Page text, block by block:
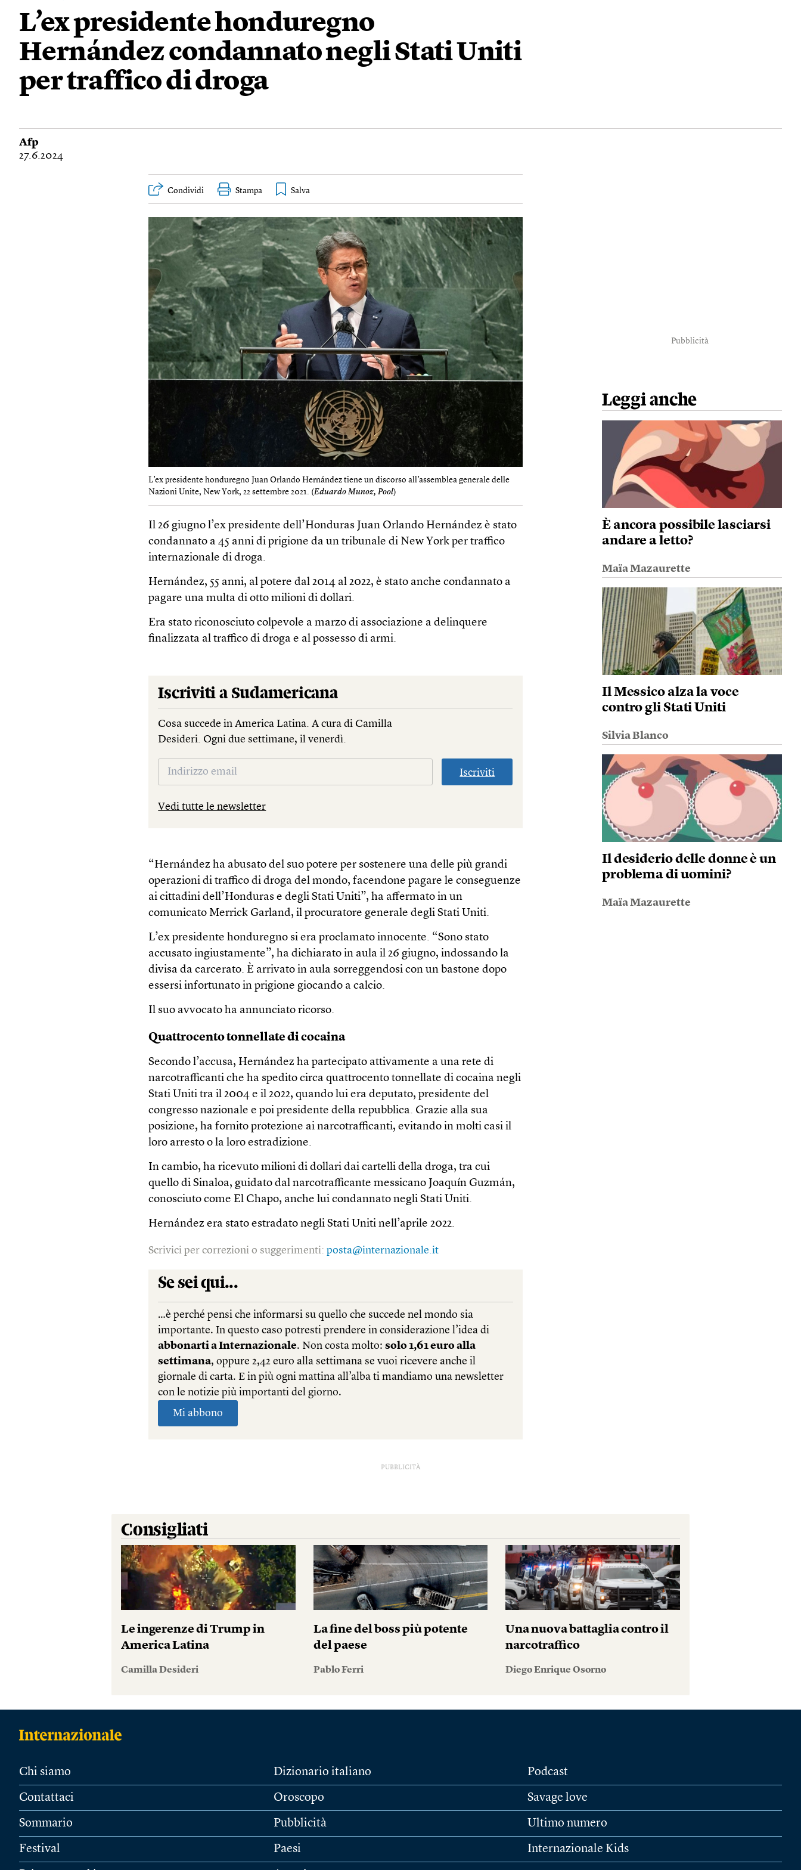
L’ex presidente honduregno
Hernández condannato negli Stati Uniti
per traffico di droga
Afp
27.6.2024
Condividi Stampa
L’ex presidente honduregno Juan Orlando Hernández tiene un discorso all’assemblea generale delle
Nazioni Unite, New York, 22 settembre 2021. (Eduardo Munoz, Pool)
Il 26 giugno l’ex presidente dell’Honduras Juan Orlando Hernández è stato
condannato a 45 anni di prigione da un tribunale di New York per traffico
internazionale di droga.
Hernández, 55 anni, al potere dal 2014 al 2022, è stato anche condannato a
pagare una multa di otto milioni di dollari.
Era stato riconosciuto colpevole a marzo di associazione a delinquere
finalizzata al traffico di droga e al possesso di armi.
Iscriviti a Sudamericana
Cosa succede in America Latina. A cura di Camilla
Desideri. Ogni due settimane, il venerdì.
Iscriviti
Vedi tutte le newsletter
“Hernández ha abusato del suo potere per sostenere una delle più grandi
operazioni di traffico di droga del mondo, facendone pagare le conseguenze
ai cittadini dell’Honduras e degli Stati Uniti”, ha affermato in un
comunicato Merrick Garland, il procuratore generale degli Stati Uniti.
L’ex presidente honduregno si era proclamato innocente. “Sono stato
accusato ingiustamente”, ha dichiarato in aula il 26 giugno, indossando la
divisa da carcerato. È arrivato in aula sorreggendosi con un bastone dopo
essersi infortunato in prigione giocando a calcio.
Il suo avvocato ha annunciato ricorso.
Quattrocento tonnellate di cocaina
Secondo l’accusa, Hernández ha partecipato attivamente a una rete di
narcotrafficanti che ha spedito circa quattrocento tonnellate di cocaina negli
Stati Uniti tra il 2004 e il 2022, quando lui era deputato, presidente del
congresso nazionale e poi presidente della repubblica. Grazie alla sua
posizione, ha fornito protezione ai narcotrafficanti, evitando in molti casi il
loro arresto o la loro estradizione.
In cambio, ha ricevuto milioni di dollari dai cartelli della droga, tra cui
quello di Sinaloa, guidato dal narcotrafficante messicano Joaquín Guzmán,
conosciuto come El Chapo, anche lui condannato negli Stati Uniti.
Hernández era stato estradato negli Stati Uniti nell’aprile 2022.
Scrivici per correzioni o suggerimenti:posta@internazionale.it
Pubblicità
Leggi anche
È ancora possibile lasciarsi
andare a letto?
Maïa Mazaurette
Il Messico alza la voce
contro gli Stati Uniti
Silvia Blanco
Il desiderio delle donne è un
problema di uomini?
Maïa Mazaurette
PUBBLICITÀ
Consigliati
Le ingerenze di Trump in
America Latina
Camilla Desideri
La fine del boss più potente
del paese
Pablo Ferri
Una nuova battaglia contro il
narcotraffico
Diego Enrique Osorno
Chi siamo
Contattaci
Sommario
Festival
Dizionario italiano
Oroscopo
Pubblicità
Paesi
Podcast
Savage love
Ultimo numero
Internazionale Kids